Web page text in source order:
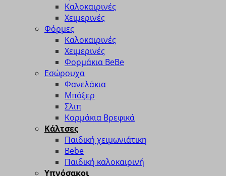
Καλοκαιρινές
Χειμερινές
Φόρμες
Καλοκαιρινές
Χειμερινές
Φορμάκια BeBe
Εσώρουχα
Φανελάκια
Μπόξερ
Σλιπ
Κορμάκια Βρεφικά
Κάλτσες
Παιδική χειμωνιάτικη
Bebe
Παιδική καλοκαιρινή
Υπνόσακοι